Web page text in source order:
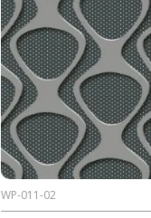
WP-011-02